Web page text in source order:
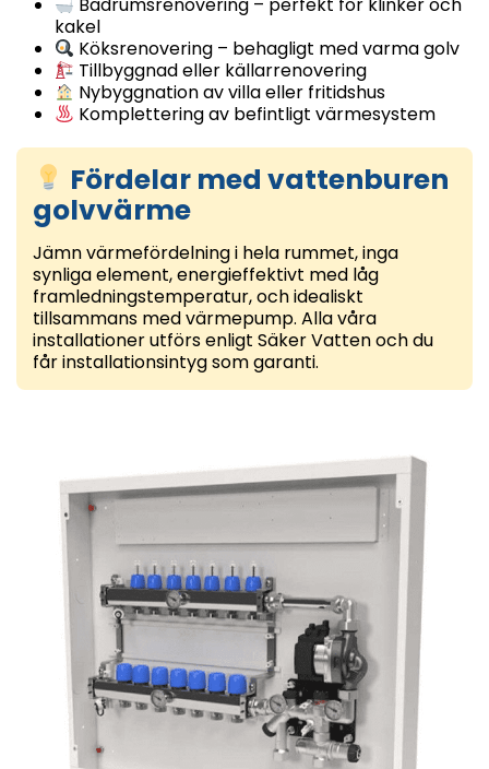
Badrumsrenovering – perfekt för klinker och
kakel
Köksrenovering – behagligt med varma golv
Tillbyggnad eller källarrenovering
Nybyggnation av villa eller fritidshus
Komplettering av befintligt värmesystem
Fördelar med vattenburen
golvvärme
Jämn värmefördelning i hela rummet, inga
synliga element, energieffektivt med låg
framledningstemperatur, och idealiskt
tillsammans med värmepump. Alla våra
installationer utförs enligt Säker Vatten och du
får installationsintyg som garanti.